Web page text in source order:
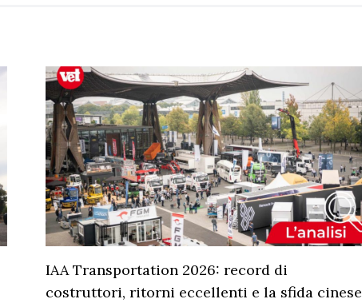
IAA Transportation 2026: record di
costruttori, ritorni eccellenti e la sfida cinese